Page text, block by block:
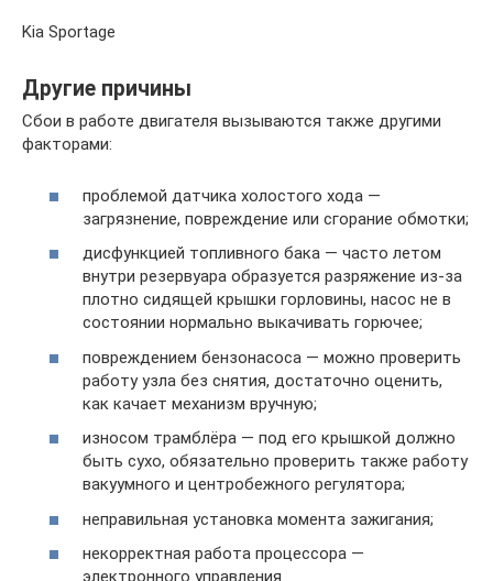
Kia Sportage
Другие причины
Сбои в работе двигателя вызываются также другими
факторами:
проблемой датчика холостого хода —
загрязнение, повреждение или сгорание обмотки;
дисфункцией топливного бака — часто летом
внутри резервуара образуется разряжение из-за
плотно сидящей крышки горловины, насос не в
состоянии нормально выкачивать горючее;
повреждением бензонасоса — можно проверить
работу узла без снятия, достаточно оценить,
как качает механизм вручную;
износом трамблёра — под его крышкой должно
быть сухо, обязательно проверить также работу
вакуумного и центробежного регулятора;
неправильная установка момента зажигания;
некорректная работа процессора —
электронного управления.